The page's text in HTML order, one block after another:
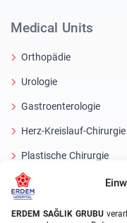
ERDEM SAĞLIK GRUBU
Medical Units
Orthopädie
Urologie
Gastroenterologie
Herz-Kreislauf-
Plastische Chirurgie